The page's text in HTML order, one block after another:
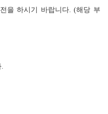
을 하시기 바랍니다. (해당 부